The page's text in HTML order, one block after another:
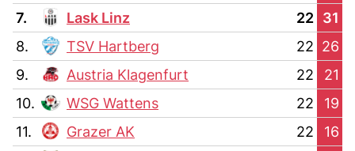
7. Lask Linz 22 31
8.
TSV Hartberg 22 26
9.
Austria Klagenfurt 22
21
10.
WSG Wattens 22
19
11.
Grazer AK 22
16